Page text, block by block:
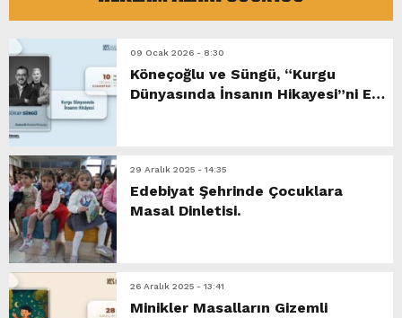
09 Ocak 2026 - 8:30
Köneçoğlu ve Süngü, “Kurgu
Dünyasında İnsanın Hikayesi”ni Ele
29 Aralık 2025 - 14:35
Edebiyat Şehrinde Çocuklara
Masal Dinletisi.
26 Aralık 2025 - 13:41
Minikler Masalların Gizemli